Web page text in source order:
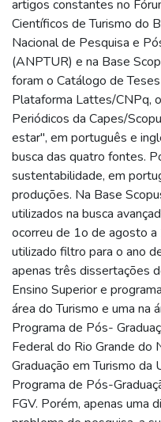
artigos constantes no
Científicos de Turismo do
Nacional de Pesquisa e
(ANPTUR) e na Base
foram o Catálogo de
Plataforma Lattes/CNPq,
Periódicos da Capes/
estar", em português e
busca das quatro fontes.
sustentabilidade, em
produções. Na Base
utilizados na busca
ocorreu de 1o de agosto
utilizado filtro para o ano
apenas três dissertações
Ensino Superior e
área do Turismo e uma na
Programa de Pós-
Federal do Rio Grande do
Graduação em Turismo da
Programa de Pós-
FGV. Porém, apenas uma